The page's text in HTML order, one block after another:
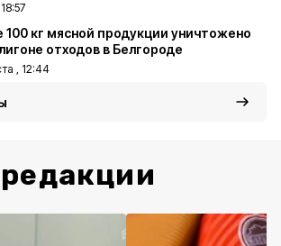
100 кг мясной продукции уничтожено
отходов в Белгороде
, 12:44